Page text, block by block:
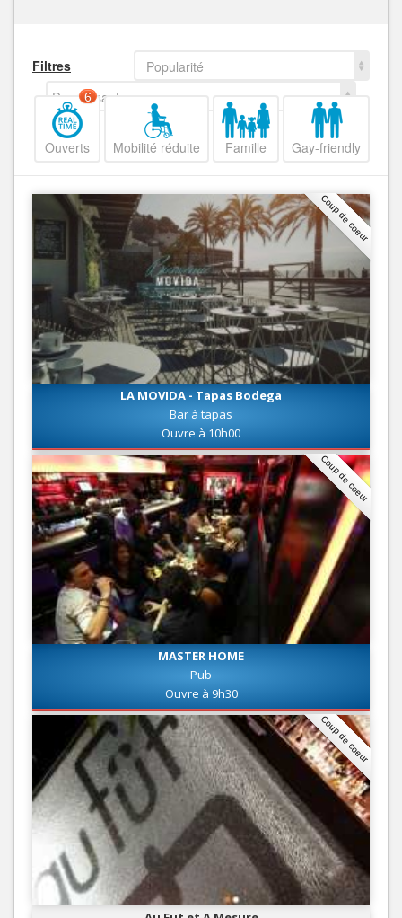
Filtres
Popularité
Decroissant
Ouverts
6
Mobilité réduite Famille Gay-friendly
Coup de coeur
LA MOVIDA - Tapas Bodega
Bar à tapas
Ouvre à 10h00
Coup de coeur
MASTER HOME
Pub
Ouvre à 9h30
Coup de coeur